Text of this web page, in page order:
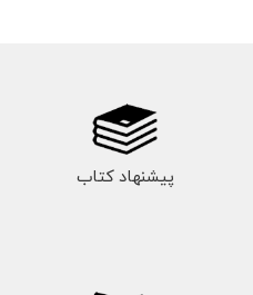
پیشنهاد کتاب